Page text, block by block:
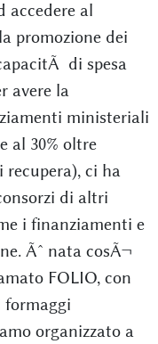
accedere al
promozione dei
di spesa
avere la
ministeriali
al 30% oltre
ci ha
di altri
i finanziamenti e
Ãˆ nata cosÃ¬
FOLIO, con
organizzato a